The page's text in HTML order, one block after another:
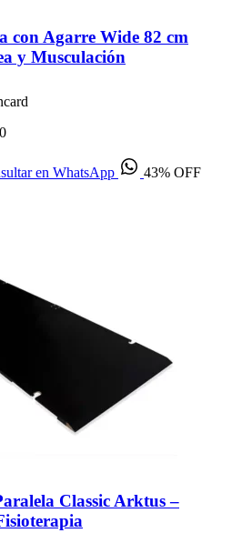
con Agarre Wide 82 cm
y Musculación
en WhatsApp 43% OFF
Classic Arktus –